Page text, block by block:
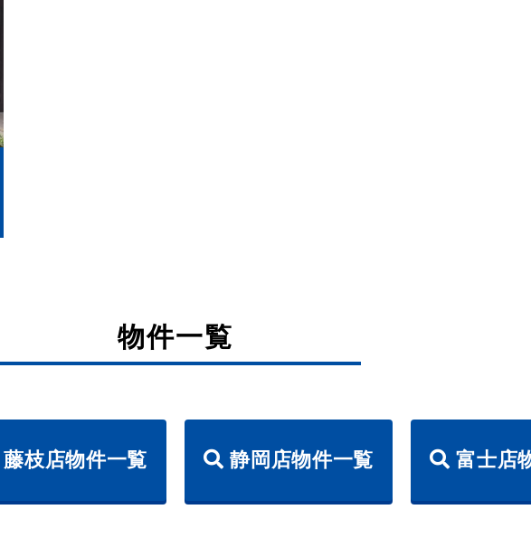
物件一覧
藤枝店物件一覧 静岡店物件一覧 富士店